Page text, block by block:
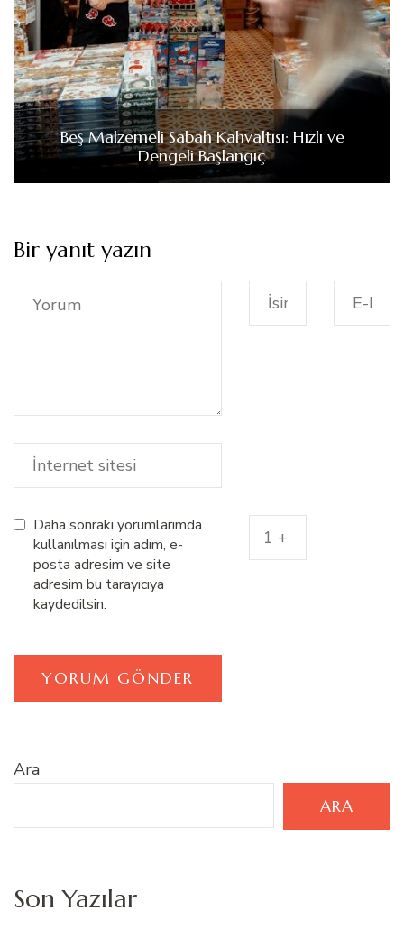
Beş Malzemeli Sabah Kahvaltısı: Hızlı ve
Dengeli Başlangıç
Bir yanıt yazın
Daha sonraki yorumlarımda
kullanılması için adım, e-
posta adresim ve site
adresim bu tarayıcıya
kaydedilsin.
Ara
ARA
Son Yazılar